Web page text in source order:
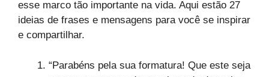
esse marco tão importante na vida. Aqui estão 27
ideias de frases e mensagens para você se inspirar
e compartilhar.
“Parabéns pela sua formatura! Que este seja